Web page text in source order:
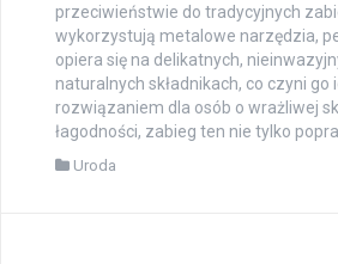
przeciwieństwie do tradycyjnych
wykorzystują metalowe narzędzia,
opiera się na delikatnych,
naturalnych składnikach, co czyni go
rozwiązaniem dla osób o wrażliwej
łagodności, zabieg ten nie tylko
Uroda